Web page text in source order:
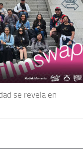
se revela en